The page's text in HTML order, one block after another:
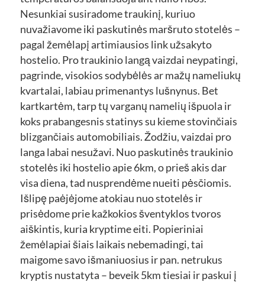
Nesunkiai susiradome traukinį, kuriuo
nuvažiavome iki paskutinės maršruto stotelės –
pagal žemėlapį artimiausios link užsakyto
hostelio. Pro traukinio langą vaizdai neypatingi,
pagrinde, visokios sodybėlės ar mažų nameliukų
kvartalai, labiau primenantys lušnynus. Bet
kartkartėm, tarp tų varganų namelių išpuola ir
koks prabangesnis statinys su kieme stovinčiais
blizgančiais automobiliais. Žodžiu, vaizdai pro
langa labai nesužavi. Nuo paskutinės traukinio
stotelės iki hostelio apie 6km, o prieš akis dar
visa diena, tad nusprendėme nueiti pėsčiomis.
Išlipę paėjėjome atokiau nuo stotelės ir
prisėdome prie kažkokios šventyklos tvoros
aiškintis, kuria kryptime eiti. Popieriniai
žemėlapiai šiais laikais nebemadingi, tai
maigome savo išmaniuosius ir pan. netrukus
kryptis nustatyta – beveik 5km tiesiai ir paskui į